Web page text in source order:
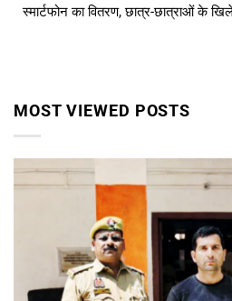
स्मार्टफोन का वितरण, छात्र-छात्राओं के
MOST VIEWED POSTS